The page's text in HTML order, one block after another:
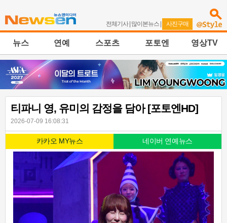
전체기사| 많이본뉴스 | 사진구매
뉴스 연예 스포츠 포토엔 영상TV
티파니 영, 유미의 감정을 담아 [포토엔HD]
2026-07-09 16:08:31
카카오 MY뉴스 네이버 연예뉴스